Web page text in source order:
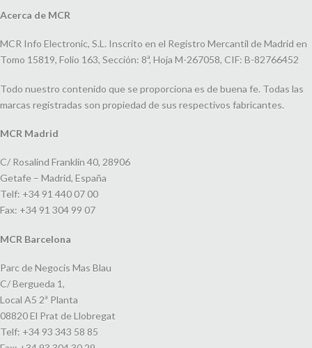
Acerca de MCR
MCR Info Electronic, S.L. Inscrito en el Registro Mercantil de Madrid en
Tomo 15819, Folio 163, Sección: 8ª, Hoja M-267058, CIF: B-82766452
Todo nuestro contenido que se proporciona es de buena fe. Todas las
marcas registradas son propiedad de sus respectivos fabricantes.
MCR Madrid
C/ Rosalind Franklin 40, 28906
Getafe – Madrid, España
Telf: +34 91 440 07 00
Fax: +34 91 304 99 07
MCR Barcelona
Parc de Negocis Mas Blau
C/ Bergueda 1,
Local A5 2ª Planta
08820 El Prat de Llobregat
Telf: +34 93 343 58 85